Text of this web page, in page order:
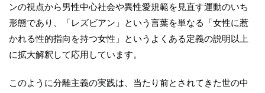
ンの視点から男性中心社会や異性愛規範を見直す運動のいち
形態であり、「レズビアン」という言葉を単なる「女性に惹
かれる性的指向を持つ女性」というよくある定義の説明以上
に拡大解釈して応用しています。
このように分離主義の実践は、当たり前とされてきた世の中